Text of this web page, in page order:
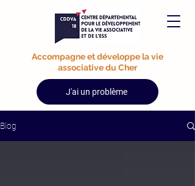
Accompagne et développe la vie
associative du Cher
J'ai un problème
Blog